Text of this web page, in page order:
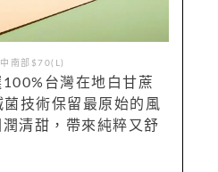
南部$70(L)
100%台灣在地白甘蔗
技術保留最原始的風
清甜，帶來純粹又舒